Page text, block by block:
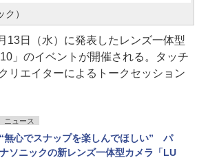
）
13日（水）に発表したレンズ一体型
」のイベントが開催される。タッチ
リエイターによるトークセッション
ニュース
“無心でスナップを楽しんでほしい” パ
ナソニックの新レンズ一体型カメラ「LU